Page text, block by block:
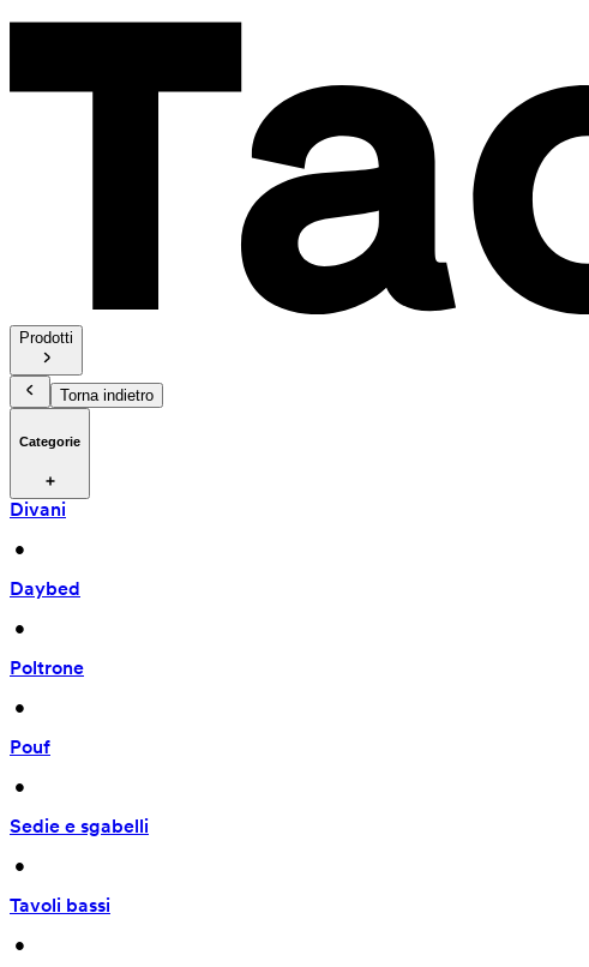
Prodotti
Torna indietro
Categorie
Divani
•
Daybed
•
Poltrone
•
Pouf
•
Sedie e sgabelli
•
Tavoli bassi
•